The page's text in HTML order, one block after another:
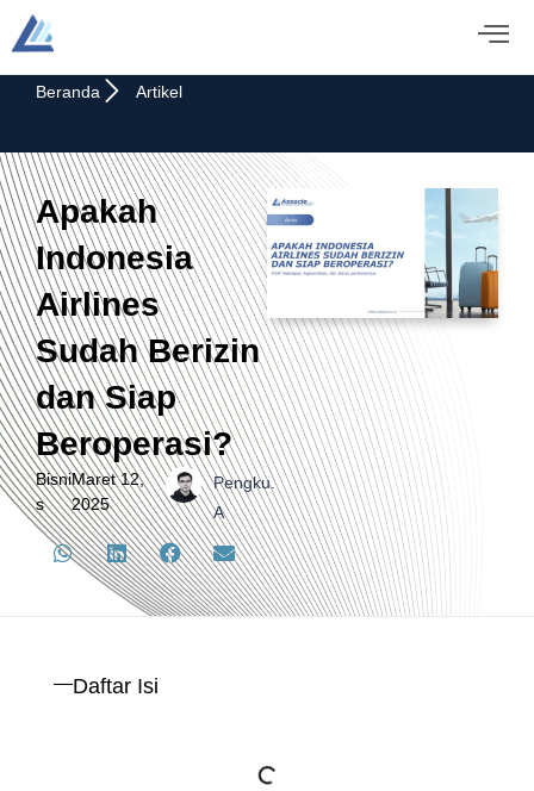
Beranda Artikel
Apakah
Indonesia
Airlines
Sudah Berizin
dan Siap
Beroperasi?
Bisni
s
Maret 12,
2025
Pengku.
A
Daftar Isi